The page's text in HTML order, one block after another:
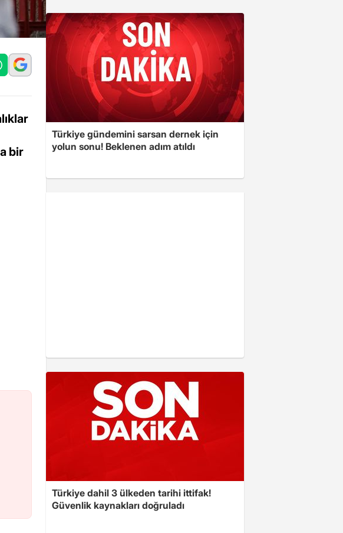
bir
Türkiye gündemini sarsan dernek için
yolun sonu! Beklenen adım atıldı
Türkiye dahil 3 ülkeden tarihi ittifak!
Güvenlik kaynakları doğruladı